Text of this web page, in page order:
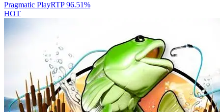
Pragmatic PlayRTP96.51%
HOT